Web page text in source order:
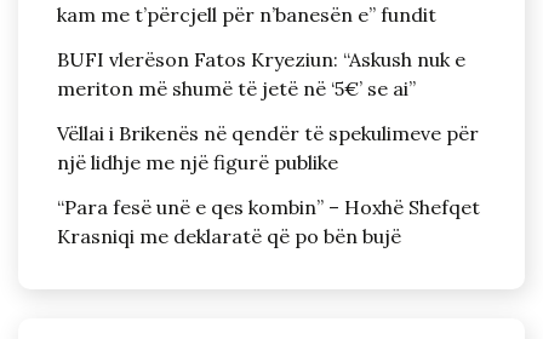
kam me t’përcjell për n’banesën e” fundit
BUFI vlerëson Fatos Kryeziun: “Askush nuk e
meriton më shumë të jetë në ‘5€’ se ai”
Vëllai i Brikenës në qendër të spekulimeve për
një lidhje me një figurë publike
“Para fesë unë e qes kombin” – Hoxhë Shefqet
Krasniqi me deklaratë që po bën bujë